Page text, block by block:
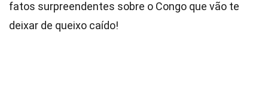
fatos surpreendentes sobre o Congo que vão te
deixar de queixo caído!